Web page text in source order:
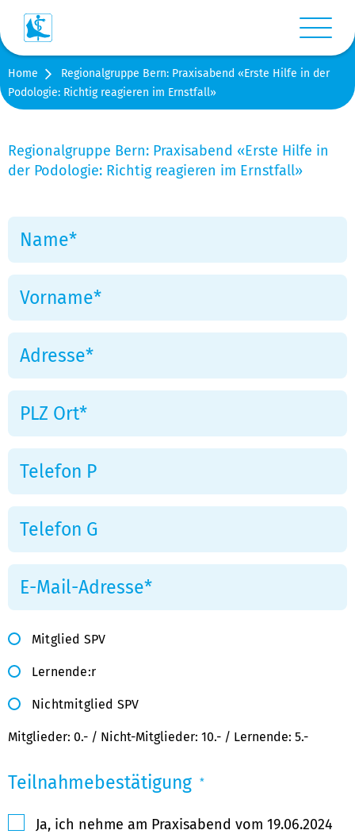
Menü
Kontakt
Medien
Shop
Stellen-/Raumangebote
Login
Suche
Home
Regionalgruppe Bern: Praxisabend «Erste Hilfe in der
Podologie: Richtig reagieren im Ernstfall»
Regionalgruppe Bern: Praxisabend «Erste Hilfe in
der Podologie: Richtig reagieren im Ernstfall»
Mitglieder: 0.- / Nicht-Mitglieder: 10.- /
Mitglied SPV
Lernende:r
Nichtmitglied SPV
Mitglieder: 0.- / Nicht-Mitglieder: 10.- / Lernende: 5.-
Teilnahmebestätigung *
Ja, ich nehme am Praxisabend vom 19.06.2024